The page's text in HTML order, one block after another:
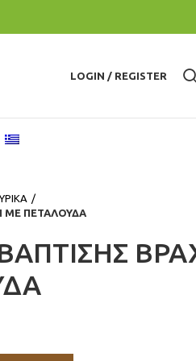
LOGIN / REGISTER
ΜΕ ΠΕΤΑΛΟΥΔΑ